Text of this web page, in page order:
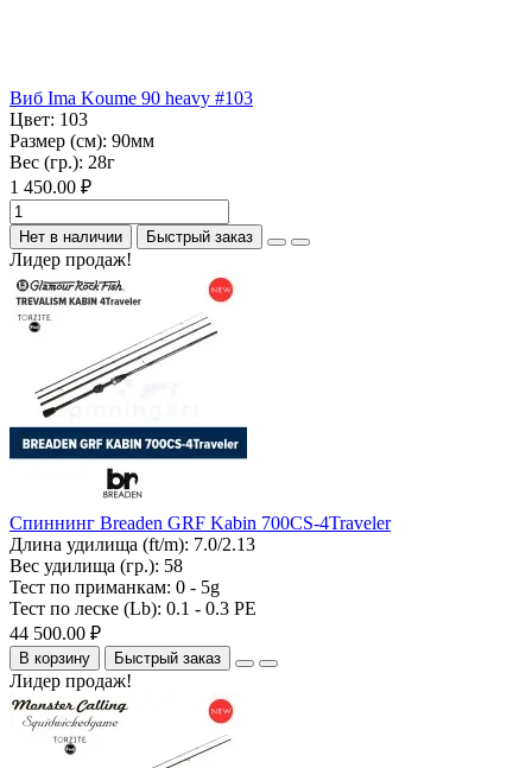
Виб Ima Koume 90 heavy #103
Цвет: 103
Размер (см): 90мм
Вес (гр.): 28г
1 450.00 ₽
Нет в наличии Быстрый заказ
Лидер продаж!
Спиннинг Breaden GRF Kabin 700CS-4Traveler
Длина удилища (ft/m): 7.0/2.13
Вес удилища (гр.): 58
Тест по приманкам: 0 - 5g
Тест по леске (Lb): 0.1 - 0.3 PE
44 500.00 ₽
В корзину Быстрый заказ
Лидер продаж!